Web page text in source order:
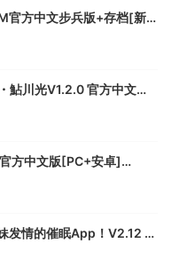
新派系现在也完全可以
人。
新世界战役中的新地图
戏时间。Kingdoms 还
，这是全面战争系列的
对一的战役游戏。
官方中文步兵版+存档[新
鮎川光V1.2.0 官方中文版
方中文版[PC+安卓]
发情的催眠App！V2.12 官